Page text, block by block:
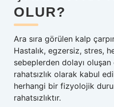
OLUR?
Ara sıra görülen kalp
Hastalık, egzersiz, stres,
sebeplerden dolayı
rahatsızlık olarak kabul
herhangi bir fizyolojik
rahatsızlıktır.